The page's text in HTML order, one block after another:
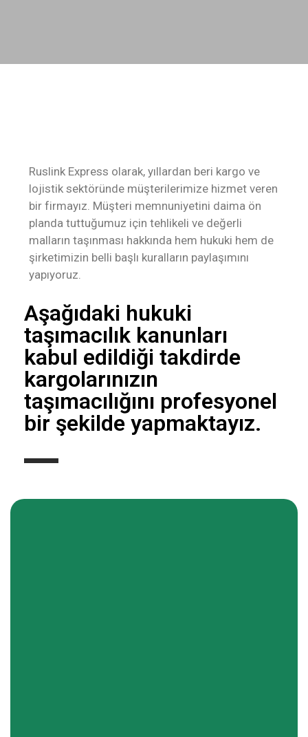
Ruslink Express olarak, yıllardan beri kargo ve
lojistik sektöründe müşterilerimize hizmet veren
bir firmayız. Müşteri memnuniyetini daima ön
planda tuttuğumuz için tehlikeli ve değerli
malların taşınması hakkında hem hukuki hem de
şirketimizin belli başlı kuralların paylaşımını
yapıyoruz.
Aşağıdaki hukuki
taşımacılık kanunları
kabul edildiği takdirde
kargolarınızın
taşımacılığını profesyonel
bir şekilde yapmaktayız.